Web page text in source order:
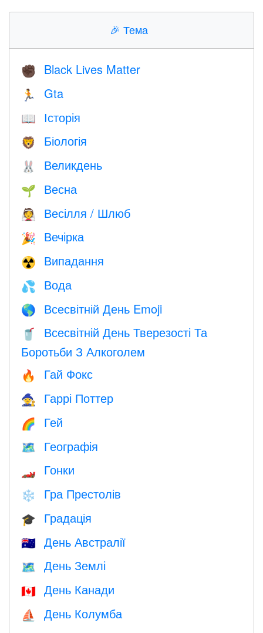
🎉 Тема
✊🏿 Black Lives Matter
🏃 Gta
📖 Історія
🦁 Біологія
🐰 Великдень
🌱 Весна
👰 Весілля / Шлюб
🎉 Вечірка
☢️ Випадання
💦 Вода
🌎 Всесвітній День Emoji
🥤
Всесвітній День Тверезості Та
Боротьби З Алкоголем
🔥 Гай Фокс
🧙 Гаррі Поттер
🌈 Гей
🗺 Географія
🏎 Гонки
❄️ Гра Престолів
🎓 Градація
🇦🇺 День Австралії
🗺️ День Землі
🇨🇦 День Канади
⛵️ День Колумба